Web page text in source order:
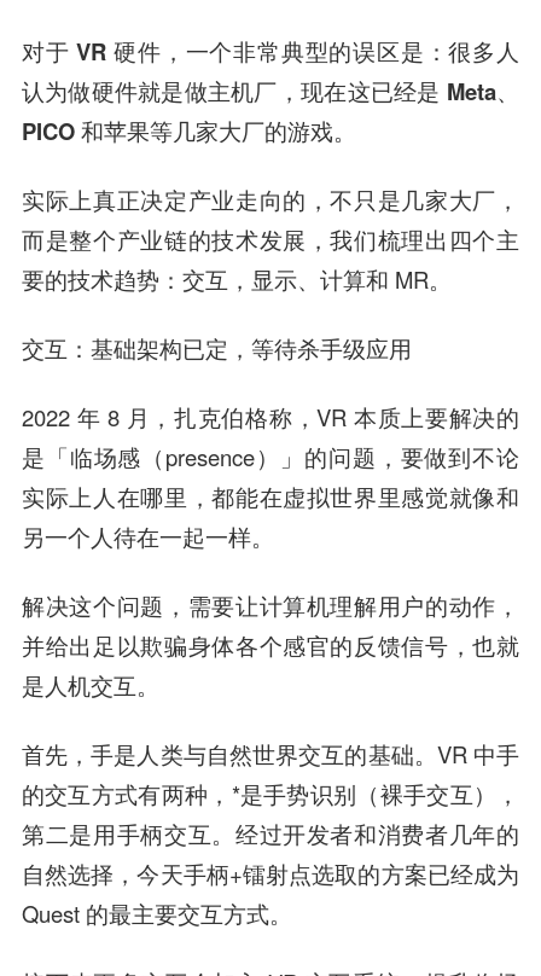
对于 VR 硬件，一个非常典型的误区是：很多人
认为做硬件就是做主机厂，现在这已经是 Meta、
PICO 和苹果等几家大厂的游戏。
实际上真正决定产业走向的，不只是几家大厂，
而是整个产业链的技术发展，我们梳理出四个主
要的技术趋势：交互，显示、计算和 MR。
交互：基础架构已定，等待杀手级应用
2022 年 8 月，扎克伯格称，VR 本质上要解决的
是「临场感（presence）」的问题，要做到不论
实际上人在哪里，都能在虚拟世界里感觉就像和
另一个人待在一起一样。
解决这个问题，需要让计算机理解用户的动作，
并给出足以欺骗身体各个感官的反馈信号，也就
是人机交互。
首先，手是人类与自然世界交互的基础。 VR 中手
的交互方式有两种，*是手势识别（裸手交互），
第二是用手柄交互。经过开发者和消费者几年的
自然选择，今天手柄+镭射点选取的方案已经成为
Quest 的最主要交互方式。